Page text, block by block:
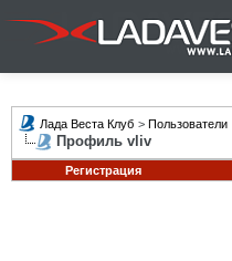
Лада Веста Клуб > Пользователи
Профиль vliv
Регистрация